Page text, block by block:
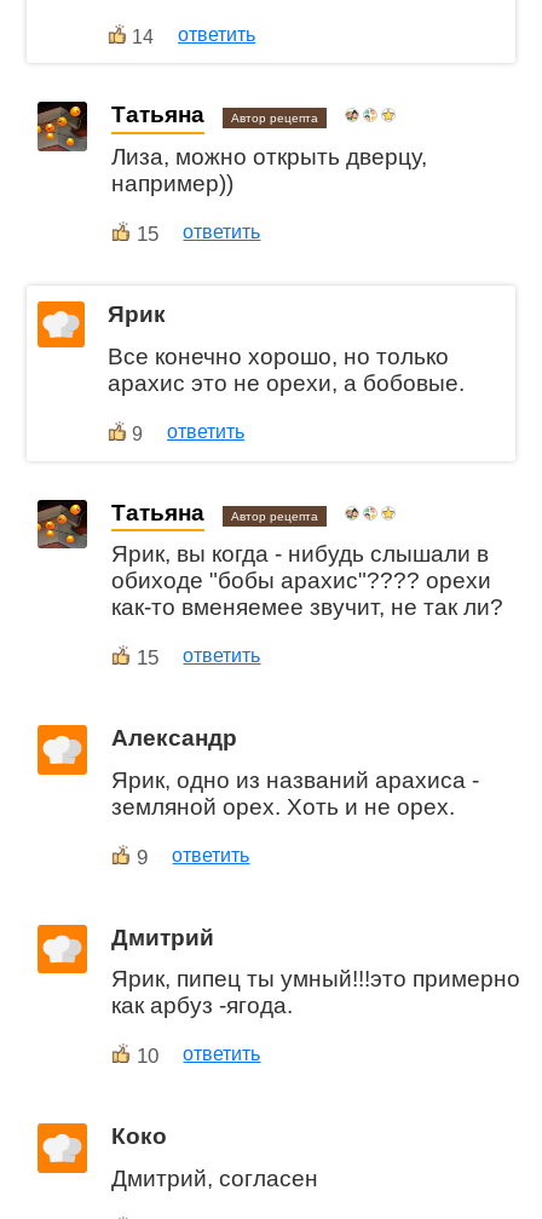
14 ответить
Татьяна Автор рецепта
Лиза, можно открыть дверцу,
например))
15 ответить
Ярик
Все конечно хорошо, но только
арахис это не орехи, а бобовые.
9 ответить
Татьяна Автор рецепта
Ярик, вы когда - нибудь слышали в
обиходе "бобы арахис"???? орехи
как-то вменяемее звучит, не так ли?
15 ответить
Александр
Ярик, одно из названий арахиса -
земляной орех. Хоть и не орех.
9 ответить
Дмитрий
Ярик, пипец ты умный!!!это примерно
как арбуз -ягода.
10 ответить
Коко
Дмитрий, согласен